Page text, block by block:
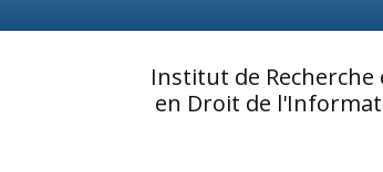
Institut de Recherche
en Droit de